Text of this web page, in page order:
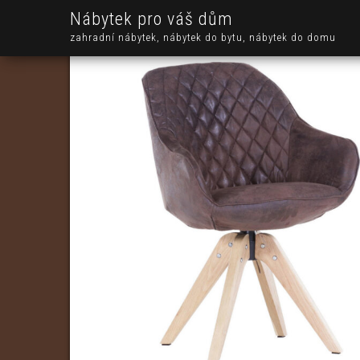
Nábytek pro váš dům
zahradní nábytek, nábytek do bytu, nábytek do domu